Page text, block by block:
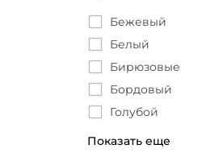
Полоса
Сюжетный рисунок
Флористика
Бежевый
Белый
Бирюзовые
Бордовый
Голубой
Показать еще